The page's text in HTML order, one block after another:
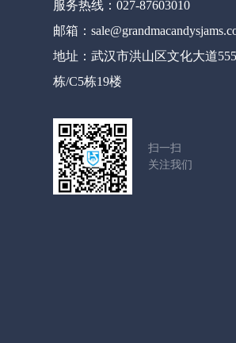
服务热线：027-87603010
邮箱：
地址：武汉市洪山区文化大道
栋/C5栋19楼
扫一扫
关注我们